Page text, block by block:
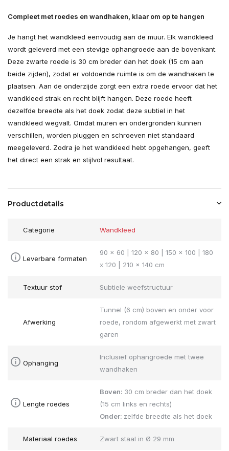
Compleet met roedes en wandhaken, klaar om op te hangen
Je hangt het wandkleed eenvoudig aan de muur. Elk wandkleed
wordt geleverd met een stevige ophangroede aan de bovenkant.
Deze zwarte roede is 30 cm breder dan het doek (15 cm aan
beide zijden), zodat er voldoende ruimte is om de wandhaken te
plaatsen. Aan de onderzijde zorgt een extra roede ervoor dat het
wandkleed strak en recht blijft hangen. Deze roede heeft
dezelfde breedte als het doek zodat deze subtiel in het
wandkleed wegvalt. Omdat muren en ondergronden kunnen
verschillen, worden pluggen en schroeven niet standaard
meegeleverd. Zodra je het wandkleed hebt opgehangen, geeft
het direct een strak en stijlvol resultaat.
Productdetails
Categorie Wandkleed
Leverbare formaten
90 x 60 | 120 x 80 | 150 x 100 | 180
x 120 | 210 x 140 cm
Textuur stof Subtiele weefstructuur
Afwerking
Tunnel (6 cm) boven en onder voor
roede, rondom afgewerkt met zwart
garen
Ophanging
Inclusief ophangroede met twee
wandhaken
Lengte roedes
Boven: 30 cm breder dan het doek
(15 cm links en rechts)
Onder: zelfde breedte als het doek
Materiaal roedes Zwart staal in Ø 29 mm